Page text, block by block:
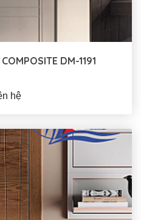
DM-1191
hệ